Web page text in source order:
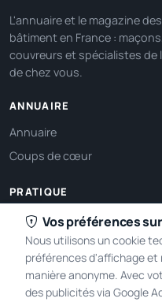
L'annuaire et le magazine
bâtiment en France :
couvreurs et spécialistes de
de chez vous.
ANNUAIRE
Annuaire
Coups de cœur
PRATIQUE
Ma localisation
Gérer mes cookies
Vos préférences
Nous utilisons un cookie
préférences d'affichage
manière anonyme. Avec
des publicités via Google